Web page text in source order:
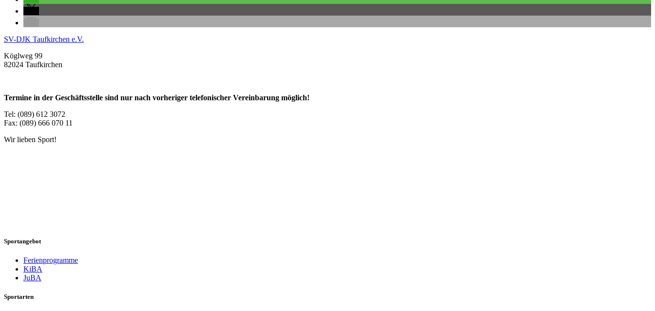
SV-DJK Taufkirchen e.V.
Köglweg 99
82024 Taufkirchen
Termine in der Geschäftsstelle sind nur nach vorheriger telefonischer Vereinbarung möglich!
Tel: (089) 612 3072
Fax: (089) 666 070 11
Wir lieben Sport!
Sportangebot
Ferienprogramme
KiBA
JuBA
Sportarten